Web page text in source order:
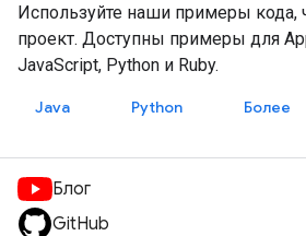
Используйте наши примеры кода,
проект. Доступны примеры для
JavaScript, Python и Ruby.
Java Python Более
Блог
GitHub